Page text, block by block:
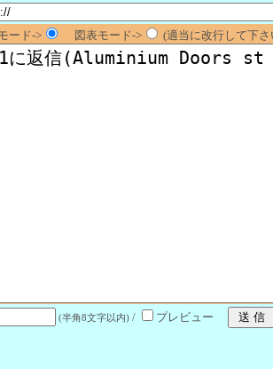
ード->
図表モード-> (適当に改行して下
(半角8文字以内) / プレビュー